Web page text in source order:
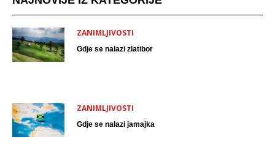
ZANIMLJIVOSTI
Gdje se nalazi zlatibor
ZANIMLJIVOSTI
Gdje se nalazi jamajka